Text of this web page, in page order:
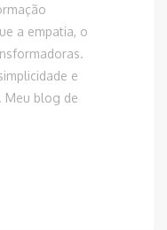
a empatia, o
e
Meu blog de